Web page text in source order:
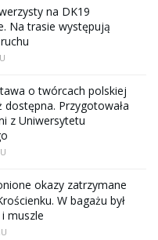
na DK19
Na trasie występują
o twórcach polskiej
dostępna. Przygotowała
z Uniwersytetu
okazy zatrzymane
W bagażu był
muszle